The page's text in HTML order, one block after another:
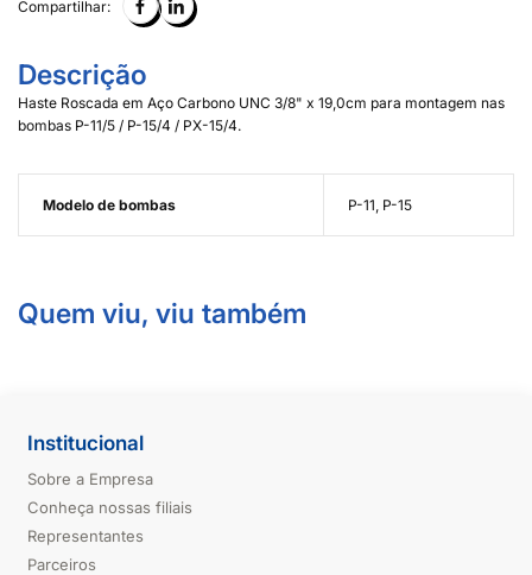
Compartilhar:
Descrição
Haste Roscada em Aço Carbono UNC 3/8" x 19,0cm para montagem nas
bombas P-11/5 / P-15/4 / PX-15/4.
Modelo de bombas P-11, P-15
Quem viu, viu também
Institucional
Sobre a Empresa
Conheça nossas filiais
Representantes
Parceiros